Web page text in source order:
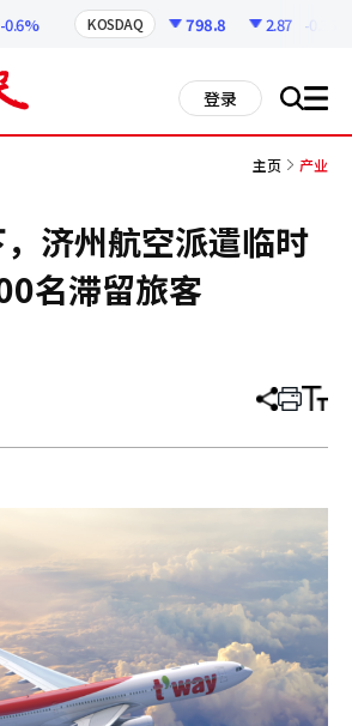
-0.6% KOSDAQ 798.8 2.87 -0.36%
登录 搜 all
主页 产业
济州航空派遣临时
名滞留旅客
分
章
打 调
小